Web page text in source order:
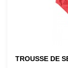
TROUSSE DE